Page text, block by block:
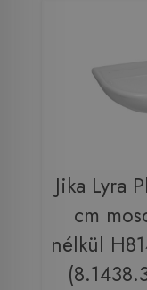
Jika Lyra
cm
nélkül